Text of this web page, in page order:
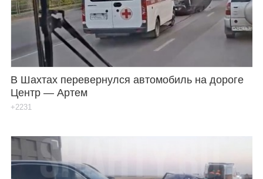
В Шахтах перевернулся автомобиль на дороге
Центр — Артем
+2231